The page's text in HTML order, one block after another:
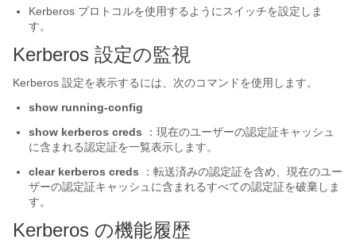
Kerberos プロトコルを使用するようにスイッチを設定しま
す。
Kerberos 設定の監視
Kerberos 設定を表示するには、次のコマンドを使用します。
show running-config
show kerberos creds
：現在のユーザーの認定証キャッシュ
に含まれる認定証を一覧表示します。
clear kerberos creds
：転送済みの認定証を含め、現在のユー
ザーの認定証キャッシュに含まれるすべての認定証を破棄しま
す。
Kerberos の機能履歴